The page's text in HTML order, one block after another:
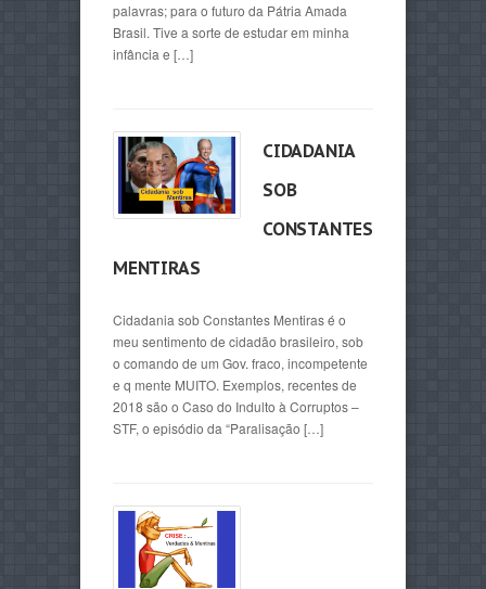
palavras; para o futuro da Pátria Amada
Brasil. Tive a sorte de estudar em minha
infância e […]
CIDADANIA
SOB
CONSTANTES
MENTIRAS
Cidadania sob Constantes Mentiras é o
meu sentimento de cidadão brasileiro, sob
o comando de um Gov. fraco, incompetente
e q mente MUITO. Exemplos, recentes de
2018 são o Caso do Indulto à Corruptos –
STF, o episódio da “Paralisação […]